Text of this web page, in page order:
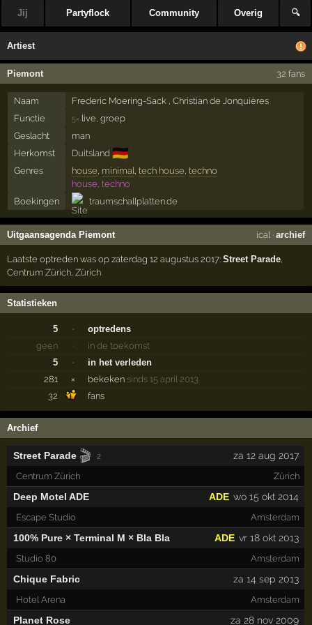
Jij Partyflock Community Overig 🔍
Artiest
Piemont 32 fans
Naam
Frederic Moering-Sack , Christian de Jonquières
Functie
5× live, groep
Geslacht
man
Herkomst
Duitsland 🇩🇪
Genres house minimal tech house techno
house, techno
Boekingen
traumschallplatten.de
Uitgaansagenda Piemont ical· archief
Laatste optreden was op zaterdag 12 augustus 2017:Street Parade
Centrum Zürich ,Zürich
Statistieken
5 ·
optredens
geen
·
in de toekomst
5
·
in het verleden
281
× bekeken sinds 15 april 2013
32
fans
Archief
Street Parade 🎬 2 za 12 aug 2017
Centrum Zürich Zürich
Deep Motel ADE wo 15 okt 2014
ADE
Escape Studio Amsterdam
100% Pure × Terminal M × Bla Bla vr 18 okt 2013
ADE
Studio 80 Amsterdam
Chique Fabric za 14 sep 2013
Hotel Arena Amsterdam
Planet Rose za 28 nov 2009